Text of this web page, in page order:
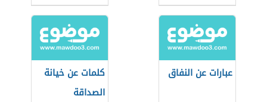
عبارات عن النفاق
كلمات عن خيانة
الصداقة